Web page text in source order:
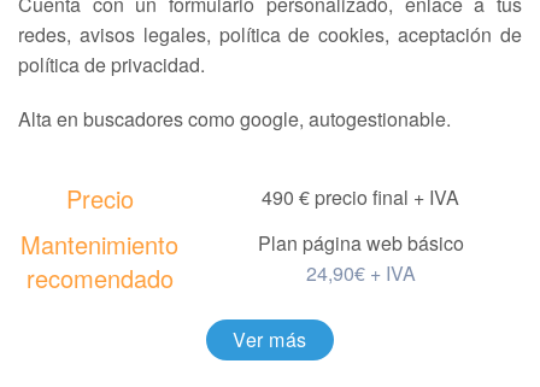
redes, avisos legales, política de cookies, aceptación de
política de privacidad.
Alta en buscadores como google, autogestionable.
Precio 490 € precio final + IVA
Mantenimiento
recomendado
Plan página web básico
24,90€ + IVA
Ver más